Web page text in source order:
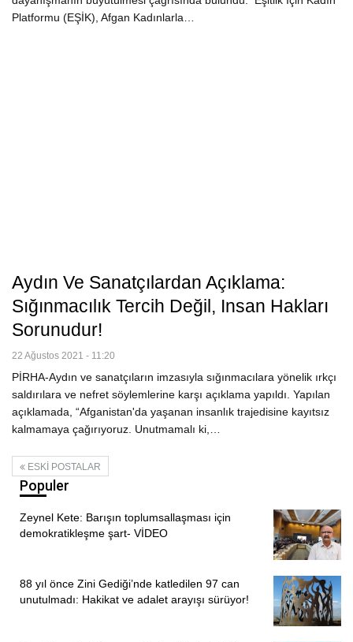
Platformu (EŞİK), Afgan Kadınlarla…
Aydın Ve Sanatçılardan Açıklama:
Sığınmacılık Tercih Değil, Insan Hakları
Sorunudur!
22 Ağustos 2021 - 11:20
PİRHA-Aydın ve sanatçıların imzasıyla sığınmacılara yönelik ırkçı
saldırılara ve nefret söylemlerine karşı açıklama yapıldı. Yapılan
açıklamada, “Afganistan'da yaşanan insanlık trajedisine kayıtsız
kalmamaya çağırıyoruz. Unutmamalı ki,…
ESKI POSTALAR
Populer
Zeynel Kete: Barışın toplumsallaşması için
demokratikleşme şart- VİDEO
88 yıl önce Zini Gediği’nde katledilen 97 can
unutulmadı: Hakikat ve adalet arayışı sürüyor!